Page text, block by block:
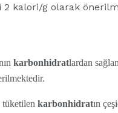
2 kalori/g olarak
karbonhidratlardan
tüketilen karbonhidratın